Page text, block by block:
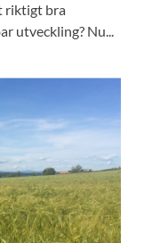
riktigt bra
utveckling? Nu...